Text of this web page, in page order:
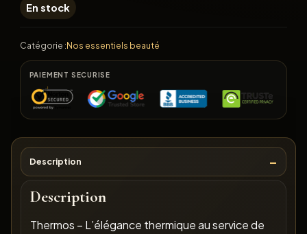
En stock
Catégorie :Nos essentiels beauté
PAIEMENT SECURISE
Description
Description
Thermos – L’élégance thermique au service de